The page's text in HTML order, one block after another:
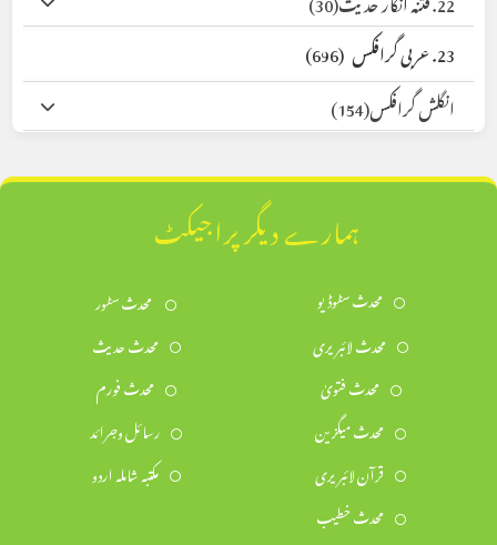
23. عربی گرافکس
(696)
انگلش گرافکس(154)
ہمارے دیگر پراجیکٹ
محدث سٹوڈیو
محدث سٹور
محدث لائبریری
محدث حدیث
محدث فتویٰ
محدث فورم
محدث میگزین
رسائل وجرائد
قرآن لائبریری
مکتبہ شاملہ اردو
محدث خطیب